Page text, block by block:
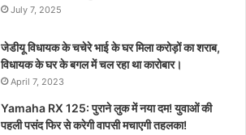
July 7, 2025
जेडीयू विधायक के चचेरे भाई के घर मिला करोड़ों का शराब,
विधायक के घर के बगल में चल रहा था कारोबार।
April 7, 2023
Yamaha RX 125: पुराने लुक में नया दम! युवाओं की
पहली पसंद फिर से करेगी वापसी मचाएगी तहलका!